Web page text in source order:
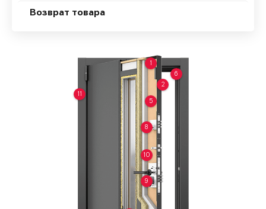
Возврат товара
1
2
5
6
8
9
10
11